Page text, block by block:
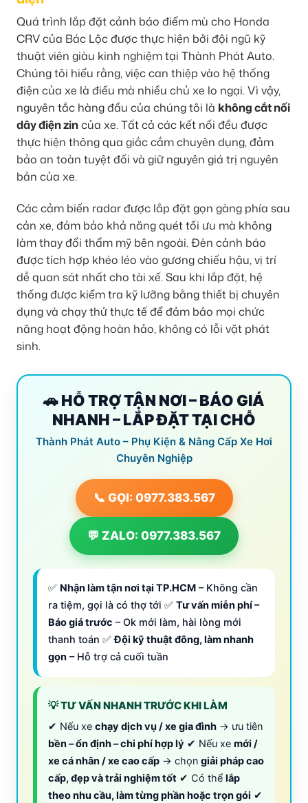
Quá trình lắp đặt cảnh báo điểm mù cho Honda
CRV của Bác Lộc được thực hiện bởi đội ngũ kỹ
thuật viên giàu kinh nghiệm tại Thành Phát Auto.
Chúng tôi hiểu rằng, việc can thiệp vào hệ thống
điện của xe là điều mà nhiều chủ xe lo ngại. Vì vậy,
nguyên tắc hàng đầu của chúng tôi là không cắt nối
dây điện zincủa xe. Tất cả các kết nối đều được
thực hiện thông qua giắc cắm chuyên dụng, đảm
bảo an toàn tuyệt đối và giữ nguyên giá trị nguyên
bản của xe.
Các cảm biến radar được lắp đặt gọn gàng phía sau
cản xe, đảm bảo khả năng quét tối ưu mà không
làm thay đổi thẩm mỹ bên ngoài. Đèn cảnh báo
được tích hợp khéo léo vào gương chiếu hậu, vị trí
dễ quan sát nhất cho tài xế. Sau khi lắp đặt, hệ
thống được kiểm tra kỹ lưỡng bằng thiết bị chuyên
dụng và chạy thử thực tế để đảm bảo mọi chức
năng hoạt động hoàn hảo, không có lỗi vặt phát
sinh.
🚗 HỖ TRỢ TẬN NƠI – BÁO GIÁ
NHANH – LẮP ĐẶT TẠI CHỖ
Thành Phát Auto – Phụ Kiện & Nâng Cấp Xe Hơi
Chuyên Nghiệp
📞 GỌI: 0977.383.567
💬 ZALO: 0977.383.567
✅ Nhận làm tận nơi tại TP.HCM – Không cần
ra tiệm, gọi là có thợ tới ✅ Tư vấn miễn phí –
Báo giá trước – Ok mới làm, hài lòng mới
thanh toán ✅Đội kỹ thuật đông, làm nhanh
gọn – Hỗ trợ cả cuối tuần
💡 TƯ VẤN NHANH TRƯỚC KHI LÀM
✔ Nếu xe chạy dịch vụ / xe gia đình → ưu tiên
bền – ổn định – chi phí hợp lý ✔ Nếu xe mới /
xe cá nhân / xe cao cấp → chọn giải pháp cao
cấp, đẹp và trải nghiệm tốt ✔ Có thể lắp
theo nhu cầu, làm từng phần hoặc trọn gói ✔